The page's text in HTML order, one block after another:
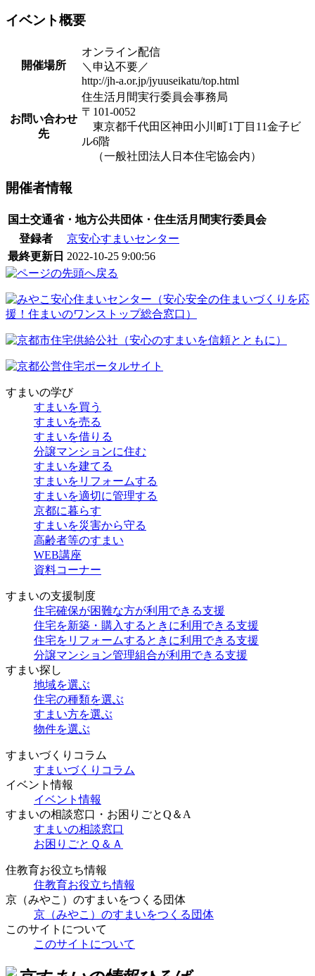
イベント概要
開催場所
オンライン配信
＼申込不要／
http://jh-a.or.jp/jyuuseikatu/top.html
お問い合わせ
先
住生活月間実行委員会事務局
〒101-0052
東京都千代田区神田小川町1丁目11金子ビ
ル6階
（一般社団法人日本住宅協会内）
開催者情報
国土交通省・地方公共団体・住生活月間実行委員会
登録者
京安心すまいセンター
最終更新日 2022-10-25 9:00:56
すまいの学び
すまいを買う
すまいを売る
すまいを借りる
分譲マンションに住む
すまいを建てる
すまいをリフォームする
すまいを適切に管理する
京都に暮らす
すまいを災害から守る
高齢者等のすまい
WEB講座
資料コーナー
すまいの支援制度
住宅確保が困難な方が利用できる支援
住宅を新築・購入するときに利用できる支援
住宅をリフォームするときに利用できる支援
分譲マンション管理組合が利用できる支援
すまい探し
地域を選ぶ
住宅の種類を選ぶ
すまい方を選ぶ
物件を選ぶ
すまいづくりコラム
すまいづくりコラム
イベント情報
イベント情報
すまいの相談窓口・お困りごとQ＆A
すまいの相談窓口
お困りごとＱ＆Ａ
住教育お役立ち情報
住教育お役立ち情報
京（みやこ）のすまいをつくる団体
京（みやこ）のすまいをつくる団体
このサイトについて
このサイトについて